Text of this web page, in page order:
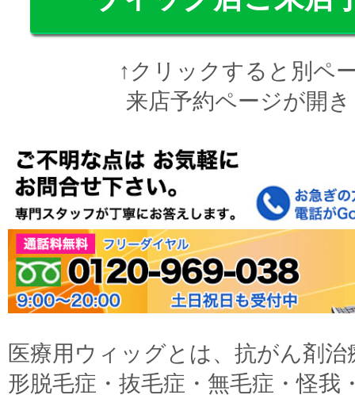
↑クリックすると別ペ
来店予約ページが開
医療用ウィッグとは、抗がん剤治
形脱毛症・抜毛症・無毛症・怪我